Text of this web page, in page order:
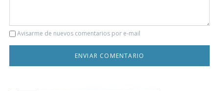
Comentario
Avisarme de nuevos comentarios por e-mail